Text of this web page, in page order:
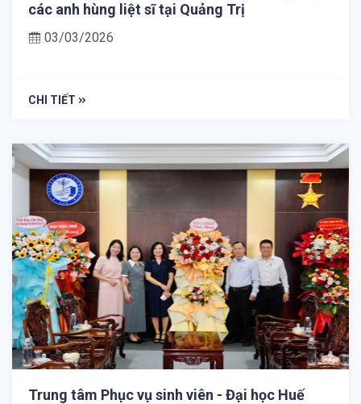
các anh hùng liệt sĩ tại Quảng Trị
03/03/2026
CHI TIẾT
Trung tâm Phục vụ sinh viên - Đại học Huế